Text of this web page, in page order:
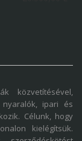
közvetítésével,
ipari és
Célunk, hogy
kielégítsük.